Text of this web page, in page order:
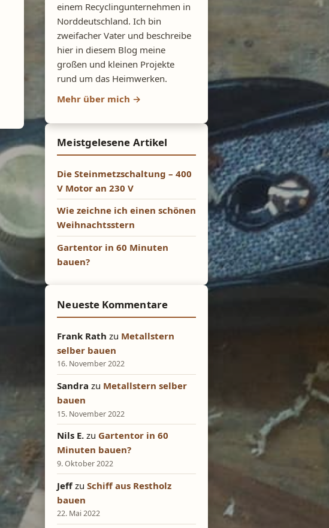
einem Recyclingunternehmen in
Norddeutschland. Ich bin
zweifacher Vater und beschreibe
hier in diesem Blog meine
großen und kleinen Projekte
rund um das Heimwerken.
Mehr über mich →
Meistgelesene Artikel
Die Steinmetzschaltung – 400
V Motor an 230 V
Wie zeichne ich einen schönen
Weihnachtsstern
Gartentor in 60 Minuten
bauen?
Neueste Kommentare
Frank Rath zu Metallstern
selber bauen
16. November 2022
Sandra zu Metallstern selber
bauen
15. November 2022
Nils E. zu Gartentor in 60
Minuten bauen?
9. Oktober 2022
JeffzuSchiff aus Restholz
bauen
22. Mai 2022